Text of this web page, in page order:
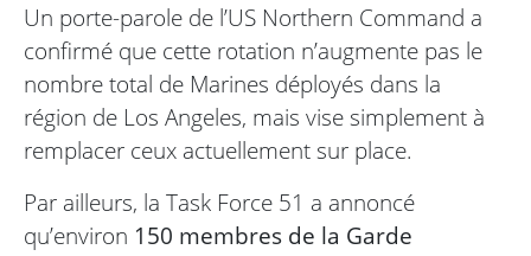
Un porte-parole de l’US Northern Command a
confirmé que cette rotation n’augmente pas le
nombre total de Marines déployés dans la
région de Los Angeles, mais vise simplement à
remplacer ceux actuellement sur place.
Par ailleurs, la Task Force 51 a annoncé
qu’environ 150 membres de la Garde